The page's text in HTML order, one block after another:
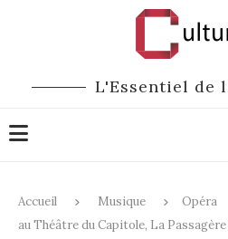
L'Essentiel de
Accueil Musique Opéra
au Théâtre du Capitole, La